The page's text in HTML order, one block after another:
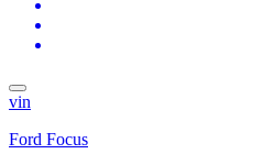
vin
Ford Focus